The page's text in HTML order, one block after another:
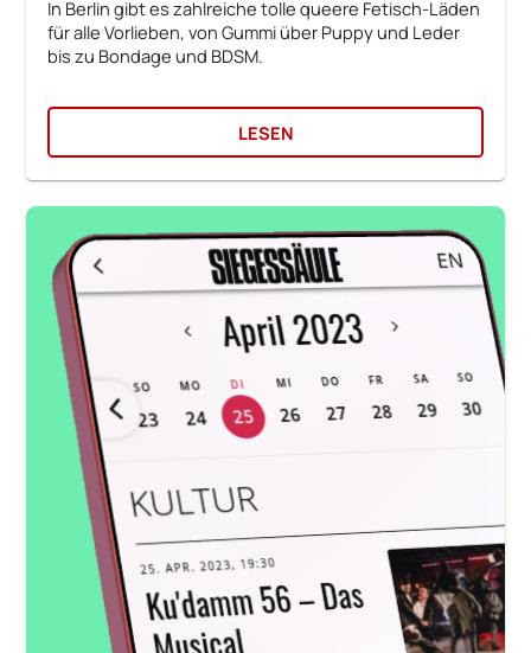
In Berlin gibt es zahlreiche tolle queere Fetisch-Läden
für alle Vorlieben, von Gummi über Puppy und Leder
bis zu Bondage und BDSM.
LESEN